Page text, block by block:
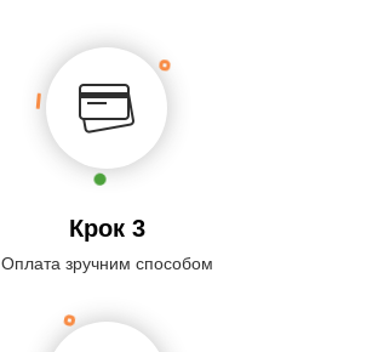
Крок 3
Оплата зручним способом